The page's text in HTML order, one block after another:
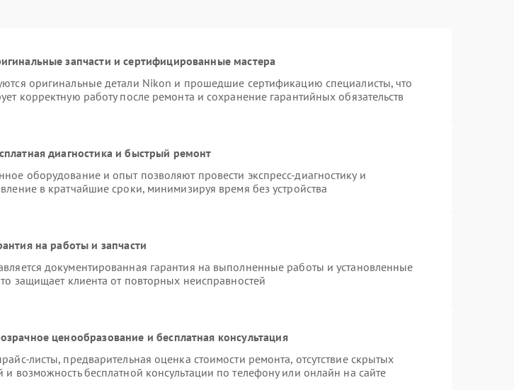
запчасти и сертифицированные мастера
оригинальные детали Nikon и прошедшие сертификацию специалисты, что
корректную работу после ремонта и сохранение гарантийных обязательств
диагностика и быстрый ремонт
оборудование и опыт позволяют провести экспресс-диагностику и
в кратчайшие сроки, минимизируя время без устройства
на работы и запчасти
документированная гарантия на выполненные работы и установленные
защищает клиента от повторных неисправностей
ценообразование и бесплатная консультация
листы, предварительная оценка стоимости ремонта, отсутствие скрытых
и возможность бесплатной консультации по телефону или онлайн на сайте